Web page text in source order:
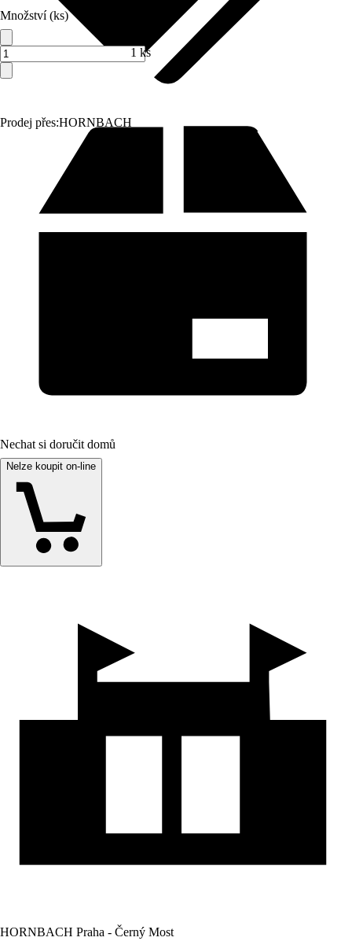
Prodej přes:HORNBACH
Množství (ks)
1 ks
Nechat si doručit domů
Nelze koupit on-line
HORNBACH Praha - Černý Most